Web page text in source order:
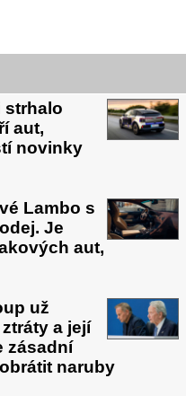
strhalo
aut,
novinky
Lambo s
Je
aut,
už
a její
zásadní
naruby